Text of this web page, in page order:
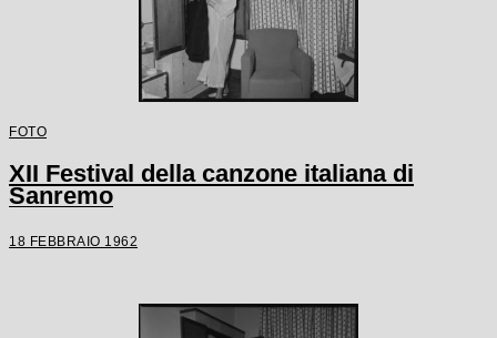
FOTO
XII Festival della canzone italiana di
Sanremo
18 FEBBRAIO 1962